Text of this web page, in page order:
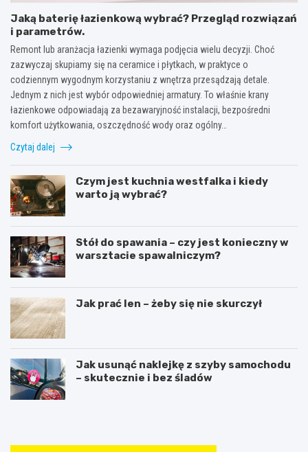
Jaką baterię łazienkową wybrać? Przegląd rozwiązań
i parametrów.
Remont lub aranżacja łazienki wymaga podjęcia wielu decyzji. Choć
zazwyczaj skupiamy się na ceramice i płytkach, w praktyce o
codziennym wygodnym korzystaniu z wnętrza przesądzają detale.
Jednym z nich jest wybór odpowiedniej armatury. To właśnie krany
łazienkowe odpowiadają za bezawaryjność instalacji, bezpośredni
komfort użytkowania, oszczędność wody oraz ogólny…
Czytaj dalej
Czym jest kuchnia westfalka i kiedy
warto ją wybrać?
Stół do spawania – czy jest konieczny w
warsztacie spawalniczym?
Jak prać len – żeby się nie skurczył
Jak usunąć naklejkę z szyby samochodu
– skutecznie i bez śladów